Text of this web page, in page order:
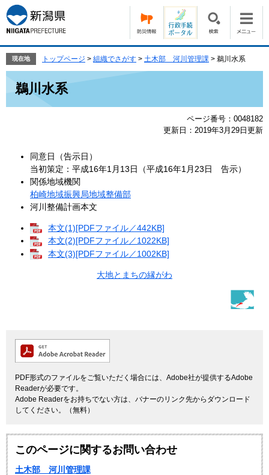
ー
ジ
の
頭
す。
ニ
ュ
ー
飛
て
現在地 トップページ > 組織でさがす > 土木部 河川管理課 > 鵜川水系
鵜川水系
ページ番号：0048182
更新日：2019年3月29日更新
同意日（告示日）
当初策定：平成16年1月13日（平成16年1月23日 告示）
関係地域機関
柏崎地域振興局地域整備部
河川整備計画本文
本文(1)[PDFファイル／442KB]
本文(2)[PDFファイル／1022KB]
本文(3)[PDFファイル／1002KB]
大地とまちの縁がわ
PDF形式のファイルをご覧いただく場合には、Adobe社が提供するAdobe
Readerが必要です。
Adobe Readerをお持ちでない方は、バナーのリンク先からダウンロード
してください。（無料）
このページに関するお問い合わせ
土木部 河川管理課